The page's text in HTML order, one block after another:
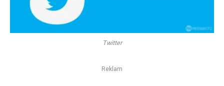
Twitter
Reklam